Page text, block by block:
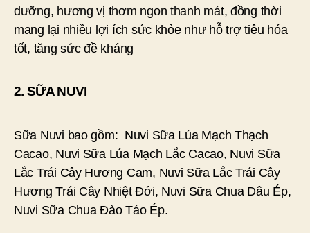
dưỡng, hương vị thơm ngon thanh mát, đồng thời
mang lại nhiều lợi ích sức khỏe như hỗ trợ tiêu hóa
tốt, tăng sức đề kháng
2. SỮA NUVI
Sữa Nuvi bao gồm: Nuvi Sữa Lúa Mạch Thạch
Cacao, Nuvi Sữa Lúa Mạch Lắc Cacao, Nuvi Sữa
Lắc Trái Cây Hương Cam, Nuvi Sữa Lắc Trái Cây
Hương Trái Cây Nhiệt Đới, Nuvi Sữa Chua Dâu Ép,
Nuvi Sữa Chua Đào Táo Ép.